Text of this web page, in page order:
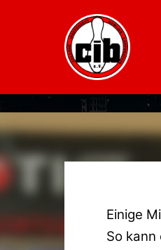
Einige
So